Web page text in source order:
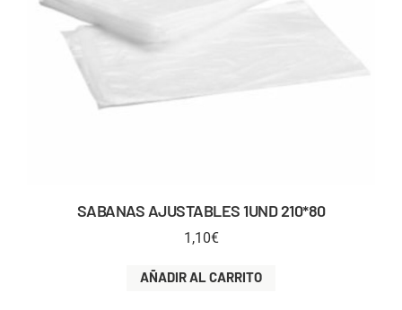
SABANAS AJUSTABLES 1UND 210*80
1,10€
AÑADIR AL CARRITO